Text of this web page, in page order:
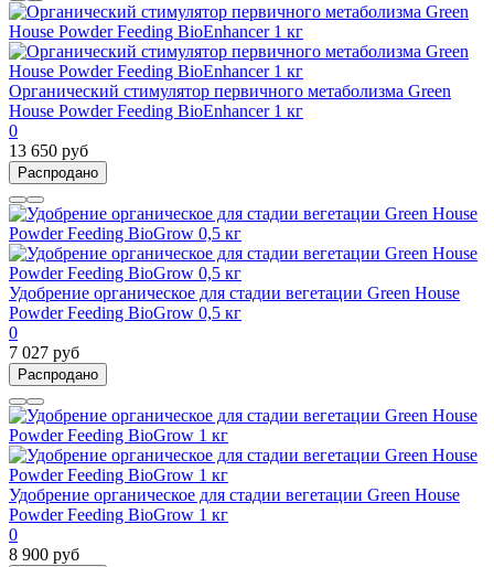
Органический стимулятор первичного метаболизма Green
House Powder Feeding BioEnhancer 1 кг
0
13 650 руб
Распродано
Удобрение органическое для стадии вегетации Green House
Powder Feeding BioGrow 0,5 кг
0
7 027 руб
Распродано
Удобрение органическое для стадии вегетации Green House
Powder Feeding BioGrow 1 кг
0
8 900 руб